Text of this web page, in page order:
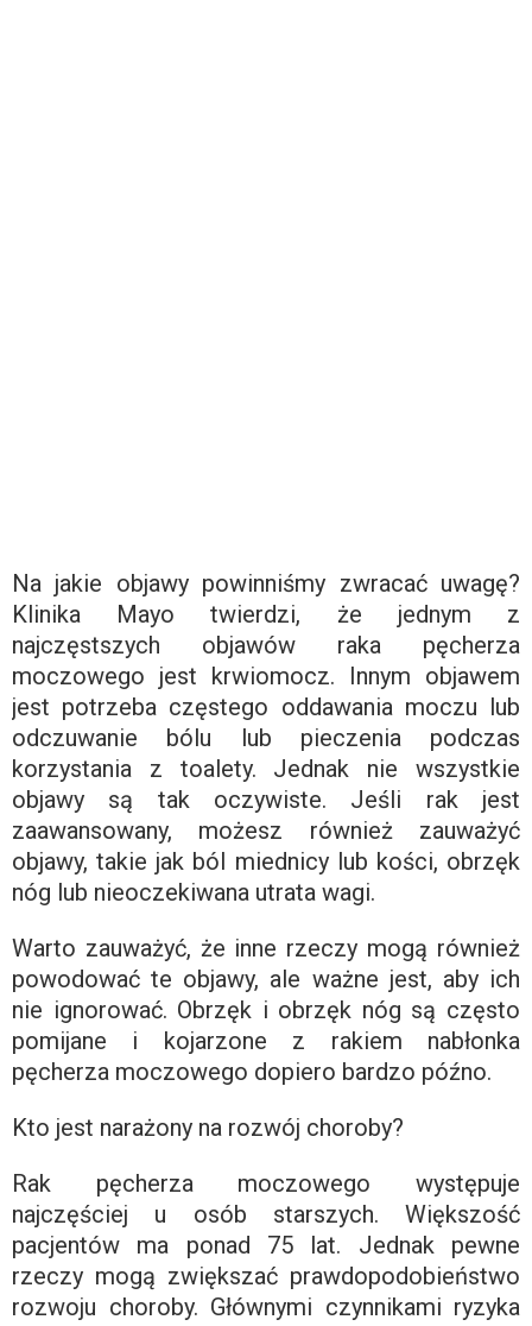
Na jakie objawy powinniśmy zwracać uwagę?
Klinika Mayo twierdzi, że jednym z
najczęstszych objawów raka pęcherza
moczowego jest krwiomocz. Innym objawem
jest potrzeba częstego oddawania moczu lub
odczuwanie bólu lub pieczenia podczas
korzystania z toalety. Jednak nie wszystkie
objawy są tak oczywiste. Jeśli rak jest
zaawansowany, możesz również zauważyć
objawy, takie jak ból miednicy lub kości, obrzęk
nóg lub nieoczekiwana utrata wagi.
Warto zauważyć, że inne rzeczy mogą również
powodować te objawy, ale ważne jest, aby ich
nie ignorować. Obrzęk i obrzęk nóg są często
pomijane i kojarzone z rakiem nabłonka
pęcherza moczowego dopiero bardzo późno.
Kto jest narażony na rozwój choroby?
Rak pęcherza moczowego występuje
najczęściej u osób starszych. Większość
pacjentów ma ponad 75 lat. Jednak pewne
rzeczy mogą zwiększać prawdopodobieństwo
rozwoju choroby. Głównymi czynnikami ryzyka